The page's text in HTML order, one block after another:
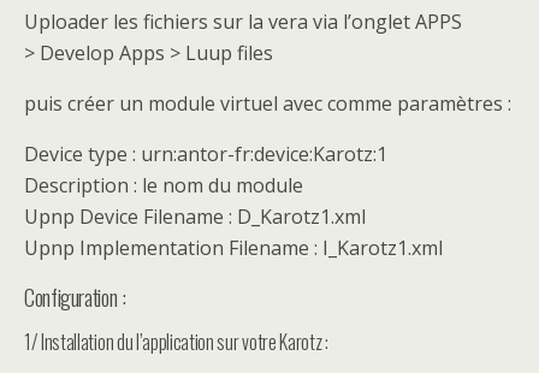
Uploader les fichiers sur la vera via l’onglet APPS
> Develop Apps > Luup files
puis créer un module virtuel avec comme paramètres :
Device type : urn:antor-fr:device:Karotz:1
Description : le nom du module
Upnp Device Filename : D_Karotz1.xml
Upnp Implementation Filename : I_Karotz1.xml
Configuration :
1/ Installation du l’application sur votre Karotz :